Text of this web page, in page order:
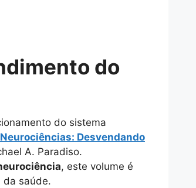
do
do sistema
Neurociências: Desvendando
A. Paradiso.
, este volume é
da saúde.